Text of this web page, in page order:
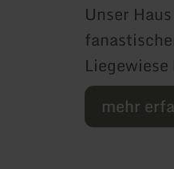
Unser
mehr